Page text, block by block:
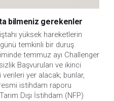
bilmeniz gerekenler
yüksek hareketlerin
temkinli bir duruş
temmuz ayı Challenger
Başvuruları ve ikinci
yer alacak; bunlar,
istihdam raporu
Dışı İstihdam (NFP)